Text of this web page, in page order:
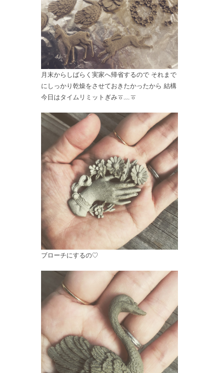
月末からしばらく実家へ帰省するので それまで
にしっかり乾燥をさせておきたかったから 結構
今日はタイムリミットぎみㆆ﹏ㆆ
ブローチにするの♡